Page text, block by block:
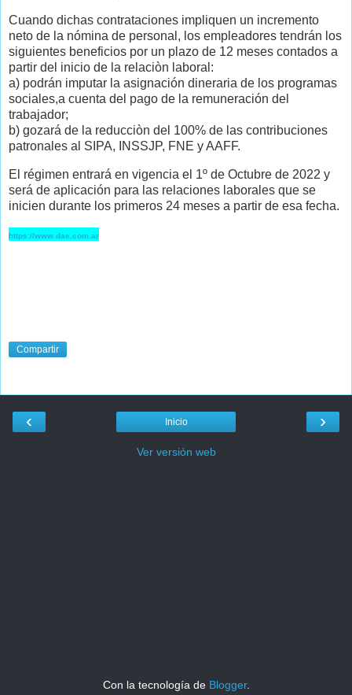
Cuando dichas contrataciones impliquen un incremento
neto de la nómina de personal, los empleadores tendrán los
siguientes beneficios por un plazo de 12 meses contados a
partir del inicio de la relaciòn laboral:
a) podrán imputar la asignación dineraria de los programas
sociales,a cuenta del pago de la remuneración del
trabajador;
b) gozará de la reducciòn del 100% de las contribuciones
patronales al SIPA, INSSJP, FNE y AAFF.
El régimen entrará en vigencia el 1º de Octubre de 2022 y
será de aplicación para las relaciones laborales que se
inicien durante los primeros 24 meses a partir de esa fecha.
https://www.dae.com.ar
Compartir
‹ ›
Inicio
Ver versión web
Con la tecnología de Blogger.